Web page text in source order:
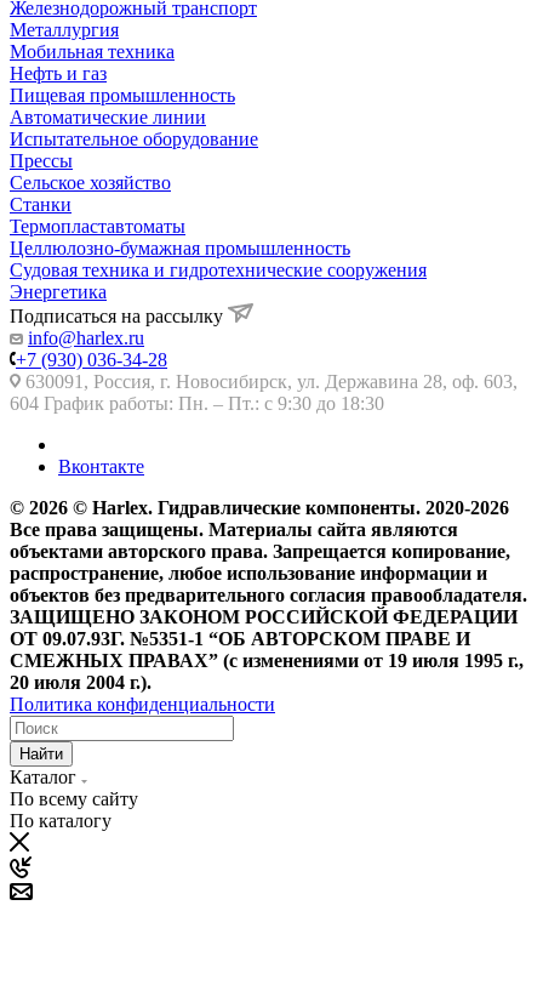
Железнодорожный транспорт
Металлургия
Мобильная техника
Нефть и газ
Пищевая промышленность
Автоматические линии
Испытательное оборудование
Прессы
Сельское хозяйство
Станки
Термопластавтоматы
Целлюлозно-бумажная промышленность
Судовая техника и гидротехнические сооружения
Энергетика
Подписаться на рассылку
info@harlex.ru
+7 (930) 036-34-28
630091, Россия, г. Новосибирск, ул. Державина 28, оф. 603,
604 График работы: Пн. – Пт.: с 9:30 до 18:30
Вконтакте
© 2026 © Harlex. Гидравлические компоненты. 2020-2026
Все права защищены. Материалы сайта являются
объектами авторского права. Запрещается копирование,
распространение, любое использование информации и
объектов без предварительного согласия правообладателя.
ЗАЩИЩЕНО ЗАКОНОМ РОССИЙСКОЙ ФЕДЕРАЦИИ
ОТ 09.07.93Г. №5351-1 “ОБ АВТОРСКОМ ПРАВЕ И
СМЕЖНЫХ ПРАВАХ” (с изменениями от 19 июля 1995 г.,
20 июля 2004 г.).
Политика конфиденциальности
Найти
Каталог
По всему сайту
По каталогу